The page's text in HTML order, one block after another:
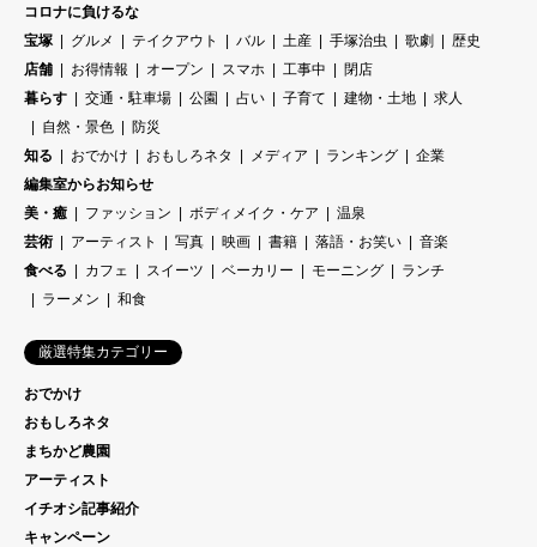
コロナに負けるな
宝塚
グルメ テイクアウト バル 土産 手塚治虫 歌劇
歴史
店舗
お得情報 オープン スマホ 工事中
閉店
暮らす
交通・駐車場 公園 占い 子育て 建物・土地
求人
自然・景色
防災
知る
おでかけ おもしろネタ メディア ランキング
企業
編集室からお知らせ
美・癒
ファッション ボディメイク・ケア
温泉
芸術
アーティスト 写真 映画 書籍 落語・お笑い
音楽
食べる
カフェ スイーツ ベーカリー モーニング
ランチ
ラーメン
和食
厳選特集カテゴリー
おでかけ
おもしろネタ
まちかど農園
アーティスト
イチオシ記事紹介
キャンペーン